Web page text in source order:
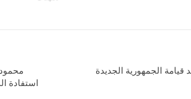
استفادة
الجمهورية الجديدة